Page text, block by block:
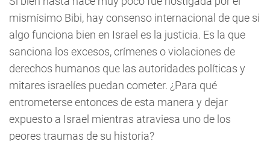
mismísimo Bibi, hay consenso internacional de que si
algo funciona bien en Israel es la justicia. Es la que
sanciona los excesos, crímenes o violaciones de
derechos humanos que las autoridades políticas y
mitares israelíes puedan cometer. ¿Para qué
entrometerse entonces de esta manera y dejar
expuesto a Israel mientras atraviesa uno de los
peores traumas de su historia?